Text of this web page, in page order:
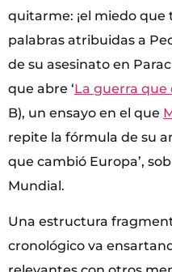
quitarme: ¡el miedo que
palabras atribuidas a
de su asesinato en
que abre ‘La guerra que
B), un ensayo en el que
repite la fórmula de su
que cambió Europa’,
Mundial.
Una estructura
cronológico va